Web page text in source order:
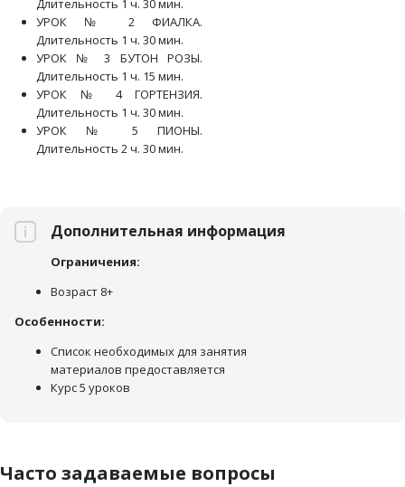
Длительность 1 ч. 30 мин.
УРОК № 2 ФИАЛКА.
Длительность 1 ч. 30 мин.
УРОК № 3 БУТОН РОЗЫ.
Длительность 1 ч. 15 мин.
УРОК № 4 ГОРТЕНЗИЯ.
Длительность 1 ч. 30 мин.
УРОК № 5 ПИОНЫ.
Длительность 2 ч. 30 мин.
Дополнительная информация
Ограничения:
Возраст 8+
Особенности:
Список необходимых для занятия
материалов предоставляется
Курс 5 уроков
Часто задаваемые вопросы